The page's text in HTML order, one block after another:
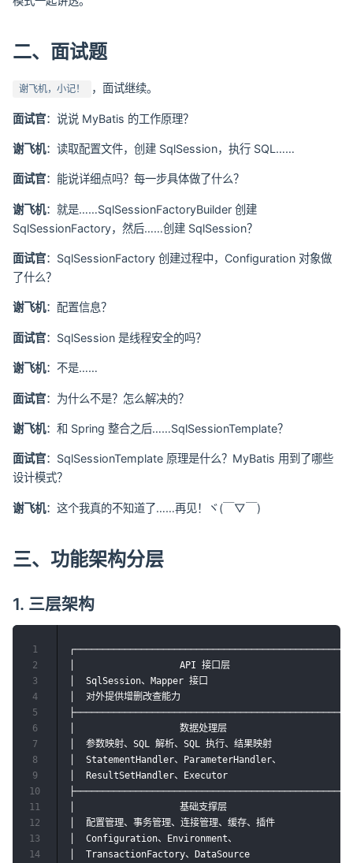
二、面试题
谢飞机，小记！ ，面试继续。
面试官：说说 MyBatis 的工作原理？
谢飞机：读取配置文件，创建 SqlSession，执行 SQL……
面试官：能说详细点吗？每一步具体做了什么？
谢飞机：就是……SqlSessionFactoryBuilder 创建
SqlSessionFactory，然后……创建 SqlSession？
面试官：SqlSessionFactory 创建过程中，Configuration 对象做
了什么？
谢飞机：配置信息？
面试官：SqlSession 是线程安全的吗？
谢飞机：不是……
面试官：为什么不是？怎么解决的？
谢飞机：和 Spring 整合之后……SqlSessionTemplate？
面试官：SqlSessionTemplate 原理是什么？MyBatis 用到了哪些
设计模式？
谢飞机：这个我真的不知道了……再见！ヾ(￣▽￣)
三、功能架构分层
1. 三层架构
│                   API 接口层
│  SqlSession、Mapper 接口
│  对外提供增删改查能力
│                   数据处理层
│  参数映射、SQL 解析、SQL 执行、结果映射
│  StatementHandler、ParameterHandler、
│  ResultSetHandler、Executor
│                   基础支撑层
│  配置管理、事务管理、连接管理、缓存、插件
│  Configuration、Environment、
│  TransactionFactory、DataSource
1
2
3
4
5
6
7
8
9
10
11
12
13
14